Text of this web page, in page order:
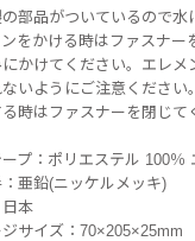
部品がついているので水
をかける時はファスナー
かけてください。エレ
いようにご注意ください
時はファスナーを閉じて
プ：ポリエステル 100％
亜鉛(ニッケルメッキ)
本
サイズ：70×205×25mm